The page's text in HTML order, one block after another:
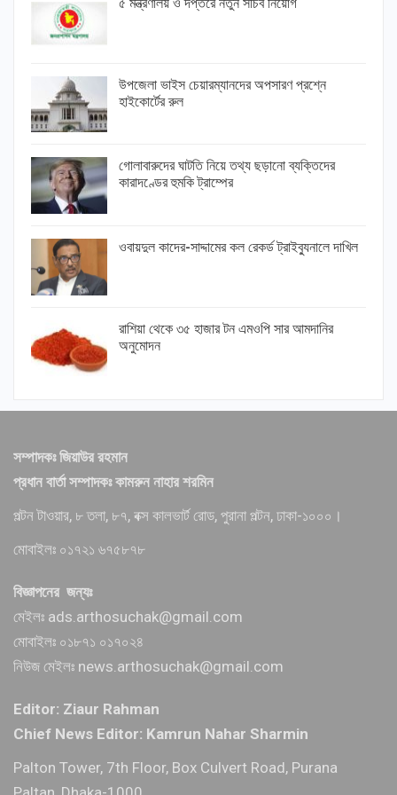
উপজেলা ভাইস চেয়ারম্যানদের অপসারণ প্রশ্নে
হাইকোর্টের রুল
গোলাবারুদের ঘাটতি নিয়ে তথ্য ছড়ানো ব্যক্তিদের
কারাদণ্ডের হুমকি ট্রাম্পের
ওবায়দুল কাদের-সাদ্দামের কল রেকর্ড ট্রাইব্যুনালে দাখিল
রাশিয়া থেকে ৩৫ হাজার টন এমওপি সার আমদানির
অনুমোদন
সম্পাদকঃ জিয়াউর রহমান
প্রধান বার্তা সম্পাদকঃ কামরুন নাহার শরমিন
পল্টন টাওয়ার, ৮ তলা, ৮৭, বক্স কালভার্ট রোড, পুরানা পল্টন, ঢাকা-১০০০।
মোবাইলঃ ০১৭২১ ৬৭৫৮৭৮
বিজ্ঞাপনের জন্যঃ
মেইলঃ ads.arthosuchak@gmail.com
মোবাইলঃ ০১৮৭১ ০১৭০২৪
নিউজ মেইলঃ news.arthosuchak@gmail.com
Editor: Ziaur Rahman
Chief News Editor: Kamrun Nahar Sharmin
Palton Tower, 7th Floor, Box Culvert Road, Purana